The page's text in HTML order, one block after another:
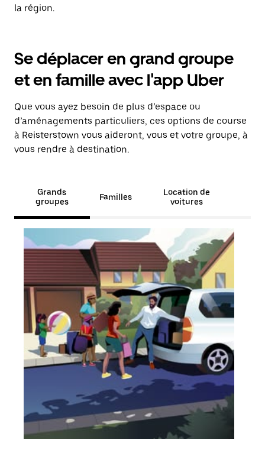
la région.
Se déplacer en grand groupe
et en famille avec l'app Uber
Que vous ayez besoin de plus d’espace ou
d’aménagements particuliers, ces options de course
à Reisterstown vous aideront, vous et votre groupe, à
vous rendre à destination.
Grands
groupes
Familles
Location de
voitures